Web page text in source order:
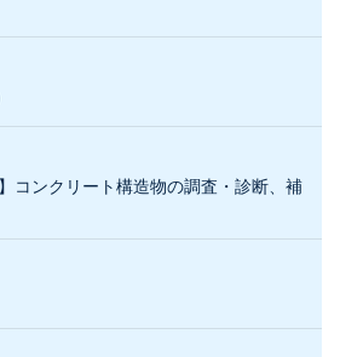
コンクリート構造物の調査・診断、補